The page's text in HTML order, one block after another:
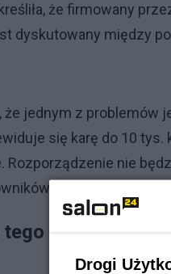
że firmowany
dyskutowany między
że jednym z
się karę do 10 tys.
Rozporządzenie nie
rozwiązania
Drogi